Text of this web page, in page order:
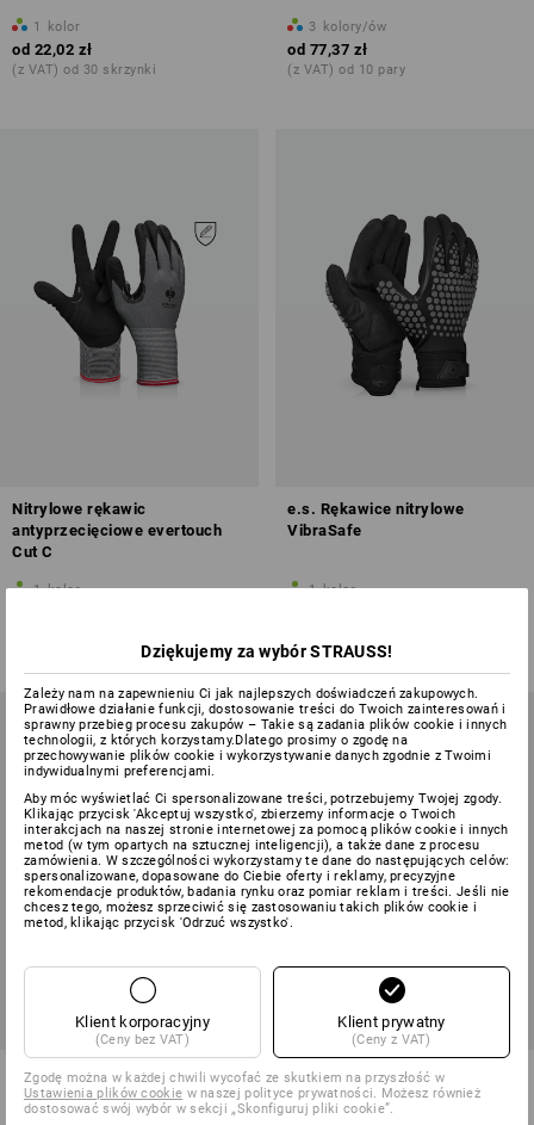
1 kolor
od 22,02 zł
(z VAT) od 30 skrzynki
3 kolory/ów
od 77,37 zł
(z VAT) od 10 pary
Nitrylowe rękawic
antyprzecięciowe evertouch
Cut C
1 kolor
e.s. Rękawice nitrylowe
VibraSafe
1 kolor
Poliuretanowe rękawice
antyprzecięciowe, Cut F
Zestaw pierwszej pomocy dla
pracowników budowl.
Dziękujemy za wybór STRAUSS!
Zależy nam na zapewnieniu Ci jak najlepszych doświadczeń zakupowych.
Prawidłowe działanie funkcji, dostosowanie treści do Twoich zainteresowań i
sprawny przebieg procesu zakupów – Takie są zadania plików cookie i innych
technologii, z których korzystamy.Dlatego prosimy o zgodę na
przechowywanie plików cookie i wykorzystywanie danych zgodnie z Twoimi
indywidualnymi preferencjami.
Aby móc wyświetlać Ci spersonalizowane treści, potrzebujemy Twojej zgody.
Klikając przycisk 'Akceptuj wszystko', zbierzemy informacje o Twoich
interakcjach na naszej stronie internetowej za pomocą plików cookie i innych
metod (w tym opartych na sztucznej inteligencji), a także dane z procesu
zamówienia. W szczególności wykorzystamy te dane do następujących celów:
spersonalizowane, dopasowane do Ciebie oferty i reklamy, precyzyjne
rekomendacje produktów, badania rynku oraz pomiar reklam i treści. Jeśli nie
chcesz tego, możesz sprzeciwić się zastosowaniu takich plików cookie i
metod, klikając przycisk 'Odrzuć wszystko'.
Klient korporacyjny
(Ceny bez VAT)
Klient prywatny
(Ceny z VAT)
Zgodę można w każdej chwili wycofać ze skutkiem na przyszłość w
Ustawienia plików cookie w naszej polityce prywatności. Możesz również
dostosować swój wybór w sekcji „Skonfiguruj pliki cookie”.